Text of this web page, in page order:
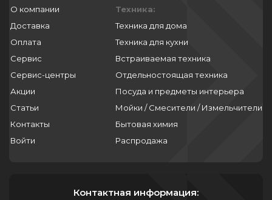
О компании
Доставка
Оплата
Сервис
Сервис-центры
Акции
Статьи
Контакты
Войти
Техника:
Техника для дома
Техника для кухни
Встраиваемая техника
Отдельностоящая техника
Посуда и предметы интерьера
Мойки / Смесители / Измельчители
Бытовая химия
Распродажа
Контактная информация: